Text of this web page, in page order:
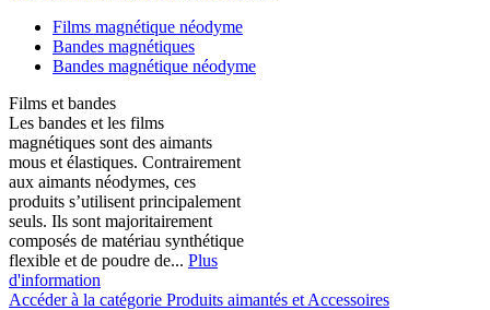
Films magnétique néodyme
Bandes magnétiques
Bandes magnétique néodyme
Films et bandes
Les bandes et les films
magnétiques sont des aimants
mous et élastiques. Contrairement
aux aimants néodymes, ces
produits s’utilisent principalement
seuls. Ils sont majoritairement
composés de matériau synthétique
flexible et de poudre de... Plus
d'information
Accéder à la catégorie Produits aimantés et Accessoires